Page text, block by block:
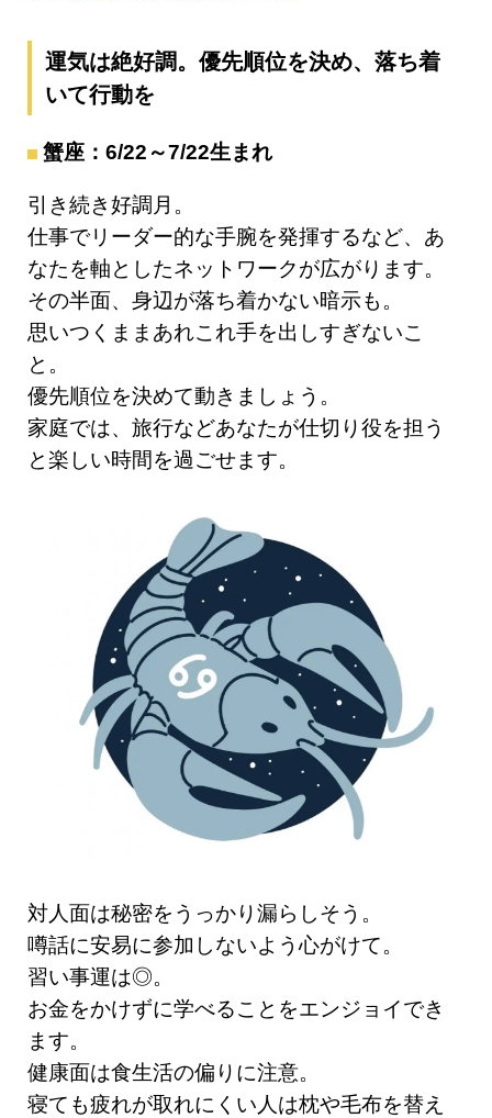
運気は絶好調。優先順位を決め、落ち着
いて行動を
蟹座：6/22～7/22生まれ
引き続き好調月。
仕事でリーダー的な手腕を発揮するなど、あ
なたを軸としたネットワークが広がります。
その半面、身辺が落ち着かない暗示も。
思いつくままあれこれ手を出しすぎないこ
と。
優先順位を決めて動きましょう。
家庭では、旅行などあなたが仕切り役を担う
と楽しい時間を過ごせます。
対人面は秘密をうっかり漏らしそう。
噂話に安易に参加しないよう心がけて。
習い事運は◎。
お金をかけずに学べることをエンジョイでき
ます。
健康面は食生活の偏りに注意。
寝ても疲れが取れにくい人は枕や毛布を替え